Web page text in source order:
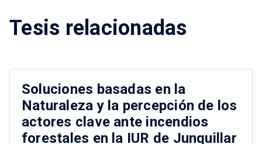
Tesis relacionadas
Soluciones basadas en la
Naturaleza y la percepción de los
actores clave ante incendios
forestales en la IUR de Junquillar